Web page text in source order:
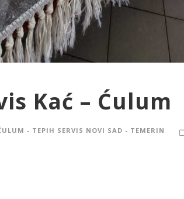
Kać – Ćulum
- TEPIH SERVIS NOVI SAD - TEMERIN